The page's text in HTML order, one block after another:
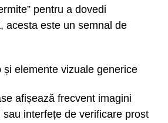
pentru a dovedi
acesta este un semnal de
și elemente vizuale generice
afișează frecvent imagini
interfețe de verificare prost